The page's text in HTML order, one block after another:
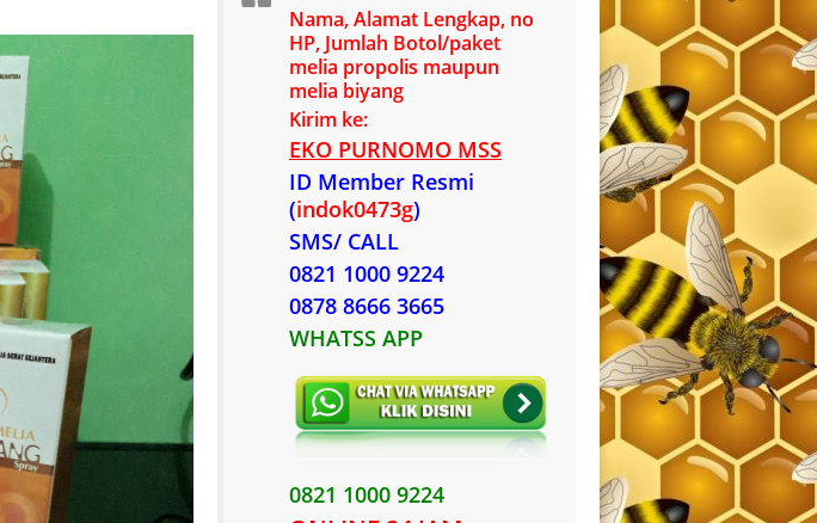
Nama, Alamat Lengkap, no
HP, Jumlah Botol/paket
melia propolis maupun
melia biyang
Kirim ke:
EKO PURNOMO MSS
ID Member Resmi
(indok0473g)
SMS/ CALL
0821 1000 9224
0878 8666 3665
WHATSS APP
0821 1000 9224